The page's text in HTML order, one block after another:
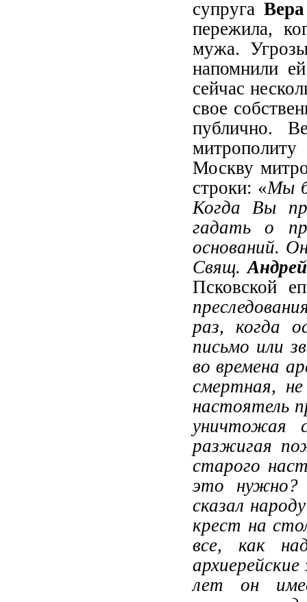
супруга
пережила,
мужа.
напомнили
сейчас
свое
публично.
Москву
строки: «Мы
Когда Вы
гадать о
оснований.
Свящ.
Псковской
раз, когда
письмо или
во времена
смертная,
настоятель
уничтожая
разжигая
старого
это нужно?
сказал
крест на
все, как
лет он